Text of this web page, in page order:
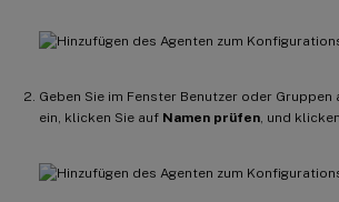
Geben Sie im Fenster Benutzer oder Gruppen
ein, klicken Sie auf Namen prüfen , und